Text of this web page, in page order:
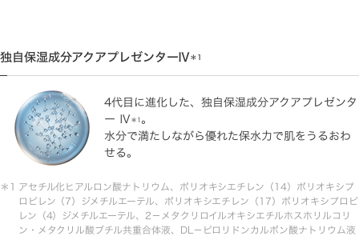
独自保湿成分アクアプレゼンターⅣ ＊1
4代目に進化した、独自保湿成分アクアプレゼンタ
ー Ⅳ ＊1 。
水分で満たしながら優れた保水力で肌をうるおわ
せる。
アセチル化ヒアルロン酸ナトリウム、ポリオキシエチレン（14）ポリオキシプ
ロピレン（7）ジメチルエーテル、ポリオキシエチレン（17）ポリオキシプロピ
レン（4）ジメチルエーテル、2－メタクリロイルオキシエチルホスホリルコリ
ン・メタクリル酸ブチル共重合体液、DL－ピロリドンカルボン酸ナトリウム液